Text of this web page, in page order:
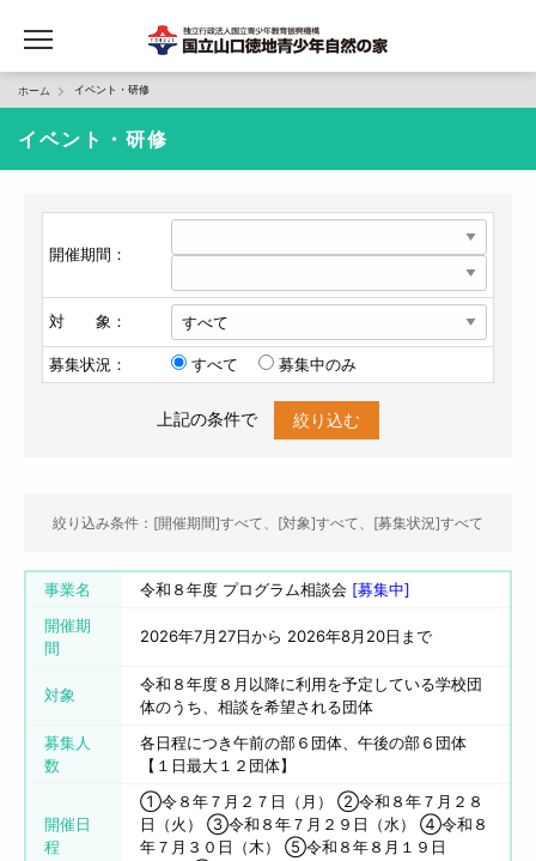
ホーム イベント・研修
イベント・研修
開催期間：
対 象：
募集状況： すべて 募集中のみ
上記の条件で
絞り込み条件：[開催期間]すべて、[対象]すべて、[募集状況]すべて
事業名 令和８年度 プログラム相談会 [募集中]
開催期
間
2026年7月27日から 2026年8月20日まで
対象
令和８年度８月以降に利用を予定している学校団
体のうち、相談を希望される団体
募集人
数
各日程につき午前の部６団体、午後の部６団体
【１日最大１２団体】
開催日
程
➀令８年７月２７日（月） ➁令和８年７月２８
日（火） ➂令和８年７月２９日（水） ➃令和８
年７月３０日（木） ⑤令和８年８月１９日